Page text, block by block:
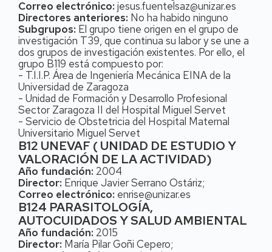
Correo electrónico: jesus.fuentelsaz@unizar.es
Directores anteriores: No ha habido ninguno
Subgrupos: El grupo tiene origen en el grupo de
investigación T39, que continua su labor y se une a
dos grupos de investigación existentes. Por ello, el
grupo B119 está compuesto por:
- T.I.I.P. Área de Ingeniería Mecánica EINA de la
Universidad de Zaragoza
- Unidad de Formación y Desarrollo Profesional
Sector Zaragoza II del Hospital Miguel Servet
- Servicio de Obstetricia del Hospital Maternal
Universitario Miguel Servet
B12 UNEVAF ( UNIDAD DE ESTUDIO Y
VALORACIÓN DE LA ACTIVIDAD)
Año fundación: 2004
Director: Enrique Javier Serrano Ostáriz;
Correo electrónico: enrise@unizar.es
B124 PARASITOLOGÍA,
AUTOCUIDADOS Y SALUD AMBIENTAL
Año fundación: 2015
Director: María Pilar Goñi Cepero;